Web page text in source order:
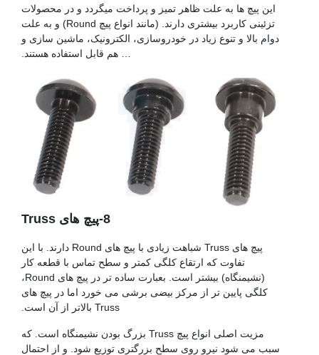
این پیچ ها به علت ظاهر تمیز و پرداخت میگردد و در محصولات
تزئینی کاربرد بیشتری دارند. (مانند انواع پیچ Round) و به علت
دوام بالا و تنوع زیاد در خودروسازی، الکترونیک، ماشین سازی و
… هم قابل استفاده هستند.
8-پیچ های Truss
پیچ های Truss شباهت زیادی با پیچ های Round دارند. با این
تفاوت که ارتقاع کلگی کمتر و سطح تماس با قطعه کار
(نشیمنگاه) بیشتر است. بعبارت ساده تر در پیچ های Round،
کلگی پایین تر از مرکز بیضی برشی می خورد اما در پیچ های
Truss بالاتر از آن است.
مزیت اصلی انواع پیچ Truss بزرگ بودن نشیمنگاه است. که
سبب می شود نیرو روی سطح بزرگتری توزیع شود. و از احتمال